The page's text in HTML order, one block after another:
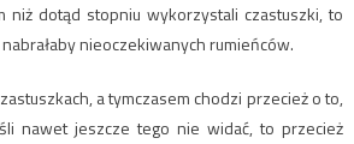
niż dotąd stopniu wykorzystali czastuszki, to
nieoczekiwanych rumieńców.
a tymczasem chodzi przecież o to,
nawet jeszcze tego nie widać, to przecież